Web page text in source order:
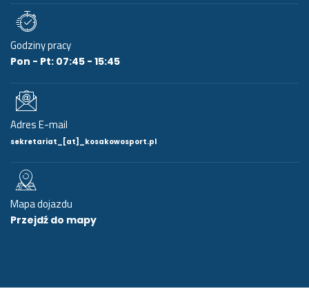
Godziny pracy
Pon - Pt: 07:45 - 15:45
Adres E-mail
sekretariat_[at]_kosakowosport.pl
Mapa dojazdu
Przejdź do mapy